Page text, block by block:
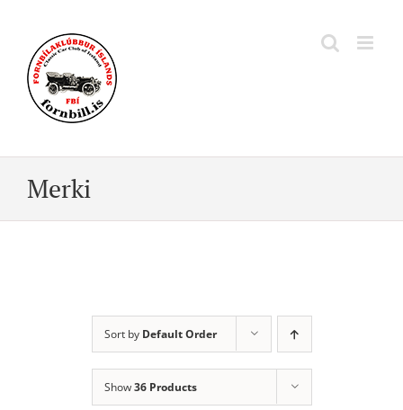
content
Merki
Sort by Default Order
Show36 Products